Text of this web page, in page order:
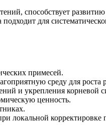
способствует
для
примесей.
среду для роста
и укрепления корневой
ценность.
локальной корректировке